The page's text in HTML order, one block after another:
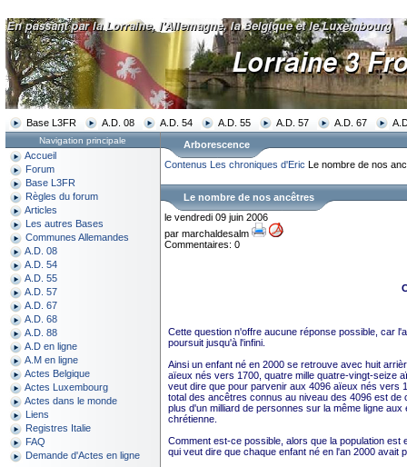
Base L3FR A.D. 08 A.D. 54 A.D. 55 A.D. 57 A.D. 67
Navigation principale
Accueil
Forum
Base L3FR
Règles du forum
Articles
Les autres Bases
Communes Allemandes
A.D. 08
A.D. 54
A.D. 55
A.D. 57
A.D. 67
A.D. 68
A.D. 88
A.D en ligne
A.M en ligne
Actes Belgique
Actes Luxembourg
Actes dans le monde
Liens
Registres Italie
FAQ
Demande d'Actes en ligne
Arborescence
Contenus Les chroniques d'Eric Le nombre de nos
Le nombre de nos ancêtres
le vendredi 09 juin 2006
par marchaldesalm
Commentaires: 0
Cette question n'offre aucune réponse possible, car
poursuit jusqu'à l'infini.
Ainsi un enfant né en 2000 se retrouve avec huit
aïeux nés vers 1700, quatre mille quatre-vingt-seize
veut dire que pour parvenir aux 4096 aïeux nés vers
total des ancêtres connus au niveau des 4096 est
plus d'un milliard de personnes sur la même ligne
chrétienne.
Comment est-ce possible, alors que la population est
qui veut dire que chaque enfant né en l'an 2000 avait